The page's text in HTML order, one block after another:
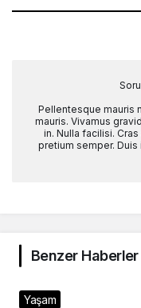
Pellentesque mauris
mauris. Vivamus
in. Nulla facilisi.
pretium semper.
Benzer Haberler
Yaşam